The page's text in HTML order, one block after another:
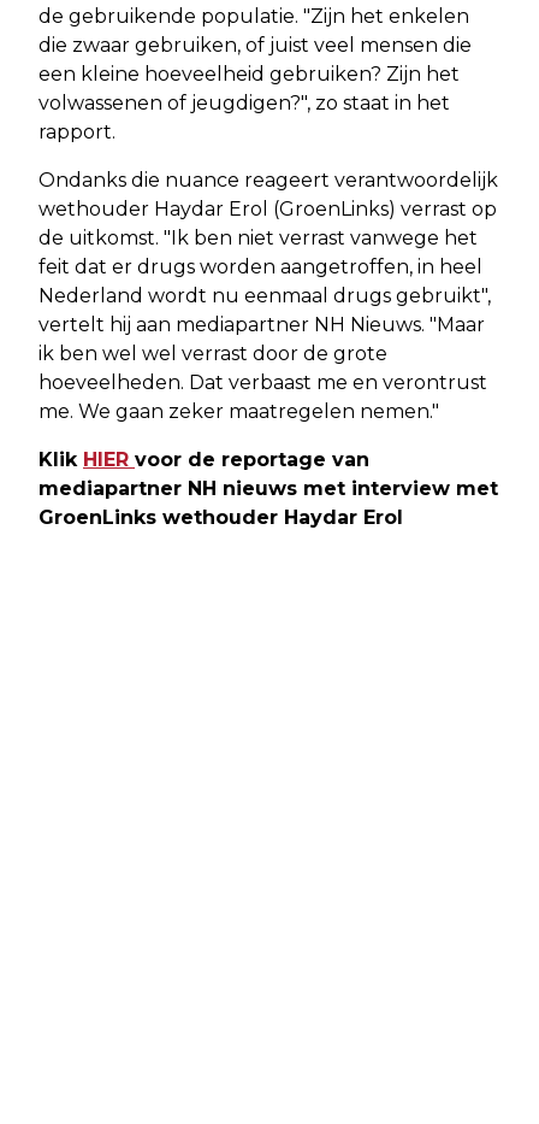
de gebruikende populatie. "Zijn het enkelen
die zwaar gebruiken, of juist veel mensen die
een kleine hoeveelheid gebruiken? Zijn het
volwassenen of jeugdigen?", zo staat in het
rapport.
Ondanks die nuance reageert verantwoordelijk
wethouder Haydar Erol (GroenLinks) verrast op
de uitkomst. "Ik ben niet verrast vanwege het
feit dat er drugs worden aangetroffen, in heel
Nederland wordt nu eenmaal drugs gebruikt",
vertelt hij aan mediapartner NH Nieuws. "Maar
ik ben wel wel verrast door de grote
hoeveelheden. Dat verbaast me en verontrust
me. We gaan zeker maatregelen nemen."
Klik HIER voor de reportage van
mediapartner NH nieuws met interview met
GroenLinks wethouder Haydar Erol